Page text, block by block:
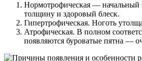
Нормотрофическая — начальный
толщину и здоровый блеск.
Гипертрофическая. Ноготь
Атрофическая. В полном
появляются буроватые пятна —